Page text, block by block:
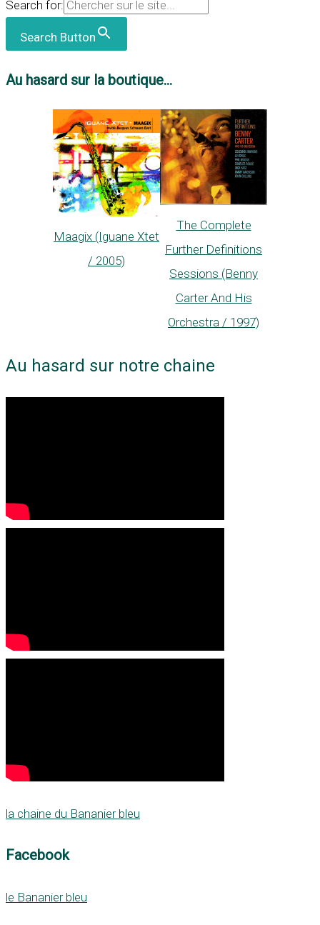
Search for:
Search Button
Au hasard sur la boutique...
Maagix (Iguane Xtet
/ 2005)
The Complete
Further Definitions
Sessions (Benny
Carter And His
Orchestra / 1997)
Au hasard sur notre chaine
la chaine du Bananier bleu
Facebook
le Bananier bleu